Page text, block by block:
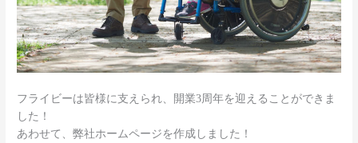
フライビーは皆様に支えられ、開業3周年を迎えることができま
した！
あわせて、弊社ホームページを作成しました！